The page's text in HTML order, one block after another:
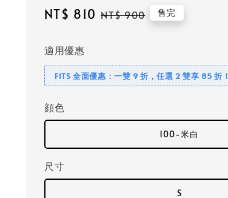
Sale
NT$ 810 Regular
NT$ 900 售完
適用優惠
FITS 全面優惠：一雙 9 折，任選 2 雙享 85 折！
顔色
100-米白
尺寸
S